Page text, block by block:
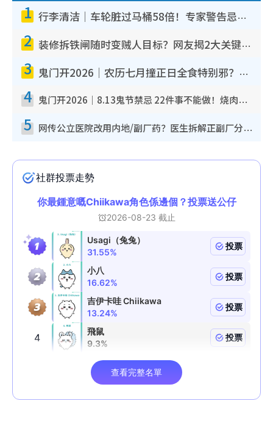
1 行李清洁｜车轮脏过马桶58倍！专家警告忌用酒精擦 教1招免脏手除菌
2 装修拆铁闸随时变贼人目标？网友揭2大关键用途：装新款等于白装？附新旧铁闸分别
3 鬼门开2026｜农历七月撞正日全食特别邪？专家警告切忌做一事！揭4大禁忌+2招保平安
4 鬼门开2026｜8.13鬼节禁忌 22件事不能做！烧肉、刺身要少食？半夜勿吹口哨/打给个电话
5 网传公立医院改用内地/副厂药？医生拆解正副厂分别，揭4类人换药随时出事